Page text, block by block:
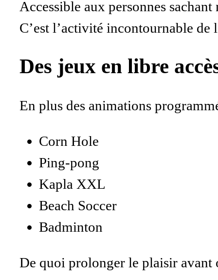
Accessible aux personnes
C’est l’activité incontournable de
Des jeux en libre
En plus des animations
Corn Hole
Ping-pong
Kapla XXL
Beach Soccer
Badminton
De quoi prolonger le plaisir avant